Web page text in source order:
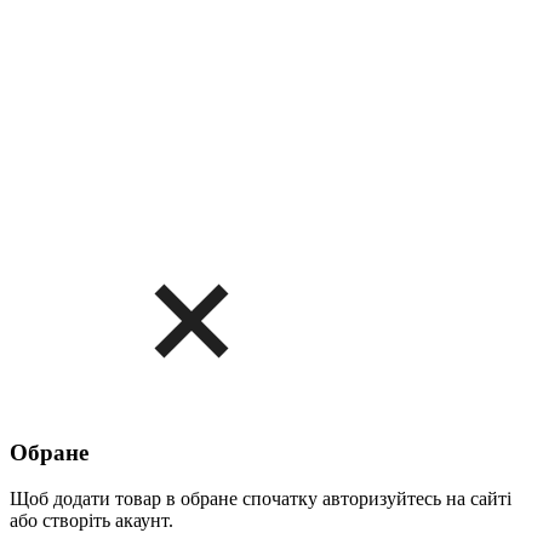
Обране
Щоб додати товар в обране спочатку авторизуйтесь на сайті
або створіть акаунт.